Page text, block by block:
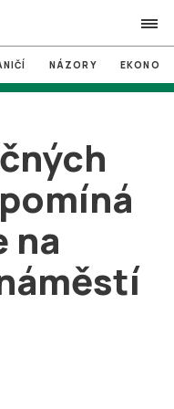
search
NÁZORY
na